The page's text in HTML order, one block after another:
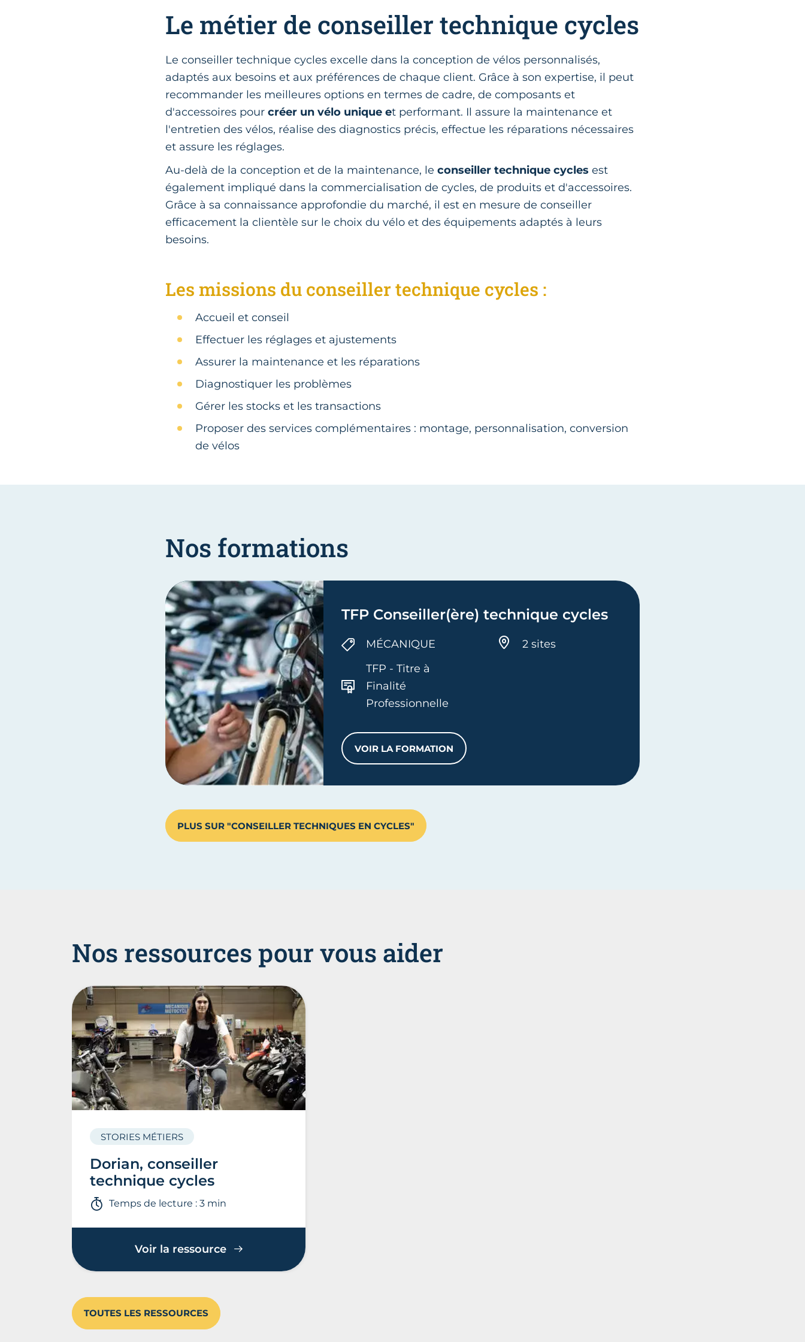
Le métier de conseiller technique cycles
Le conseiller technique cycles excelle dans la conception de vélos personnalisés,
adaptés aux besoins et aux préférences de chaque client. Grâce à son expertise, il peut
recommander les meilleures options en termes de cadre, de composants et
d'accessoires pourcréer un vélo unique et performant. Il assure la maintenance et
l'entretien des vélos, réalise des diagnostics précis, effectue les réparations nécessaires
et assure les réglages.
Au-delà de la conception et de la maintenance, leconseiller technique cyclesest
également impliqué dans la commercialisation de cycles, de produits et d'accessoires.
Grâce à sa connaissance approfondie du marché, il est en mesure de conseiller
efficacement la clientèle sur le choix du vélo et des équipements adaptés à leurs
besoins.
Les missions du conseiller technique cycles :
Accueil et conseil
Effectuer les réglages et ajustements
Assurer la maintenance et les réparations
Diagnostiquer les problèmes
Gérer les stocks et les transactions
Proposer des services complémentaires : montage, personnalisation, conversion
de vélos
Nos formations
TFP Conseiller(ère) technique cycles
MÉCANIQUE
TFP - Titre à
Finalité
Professionnelle
2 sites
VOIR LA FORMATIONTFP CONSEILLER(ÈRE) TECHNIQUE CYCLES
PLUS SUR "CONSEILLER TECHNIQUES EN CYCLES"
Nos ressources pour vous aider
Dorian, conseiller
technique cycles
STORIES MÉTIERS
Temps de lecture : 3 min
Voir la ressource
TOUTES LES RESSOURCES